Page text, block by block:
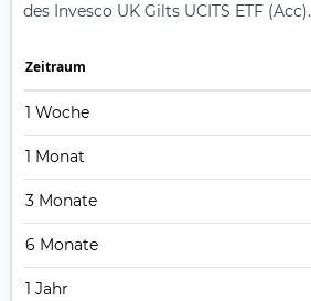
des Invesco UK Gilts UCITS ETF (Acc).
Zeit­raum
1 Woche
1 Monat
3 Monate
6 Monate
1 Jahr